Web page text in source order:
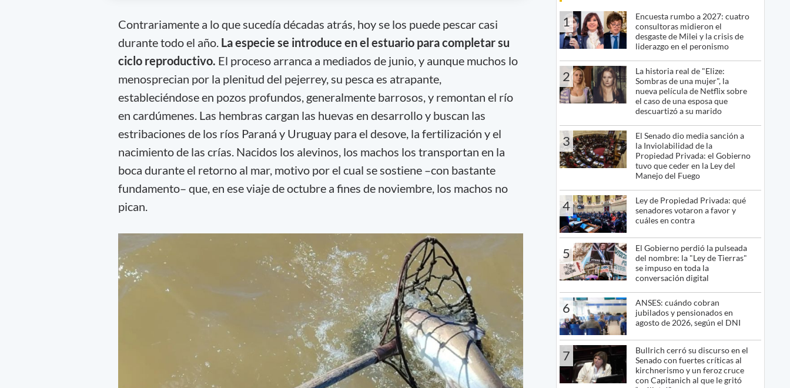
Contrariamente a lo que sucedía décadas atrás, hoy se los puede pescar casi
durante todo el año. La especie se introduce en el estuario para completar su
ciclo reproductivo. El proceso arranca a mediados de junio, y aunque muchos lo
menosprecian por la plenitud del pejerrey, su pesca es atrapante,
estableciéndose en pozos profundos, generalmente barrosos, y remontan el río
en cardúmenes. Las hembras cargan las huevas en desarrollo y buscan las
estribaciones de los ríos Paraná y Uruguay para el desove, la fertilización y el
nacimiento de las crías. Nacidos los alevinos, los machos los transportan en la
boca durante el retorno al mar, motivo por el cual se sostiene –con bastante
fundamento– que, en ese viaje de octubre a fines de noviembre, los machos no
pican.
1
Encuesta rumbo a 2027: cuatro
consultoras midieron el
desgaste de Milei y la crisis de
liderazgo en el peronismo
2
La historia real de "Elize:
Sombras de una mujer", la
nueva película de Netflix sobre
el caso de una esposa que
descuartizó a su marido
3
El Senado dio media sanción a
la Inviolabilidad de la
Propiedad Privada: el Gobierno
tuvo que ceder en la Ley del
Manejo del Fuego
4
Ley de Propiedad Privada: qué
senadores votaron a favor y
cuáles en contra
5
El Gobierno perdió la pulseada
del nombre: la "Ley de Tierras"
se impuso en toda la
conversación digital
6
ANSES: cuándo cobran
jubilados y pensionados en
agosto de 2026, según el DNI
7
Bullrich cerró su discurso en el
Senado con fuertes críticas al
kirchnerismo y un feroz cruce
con Capitanich al que le gritó